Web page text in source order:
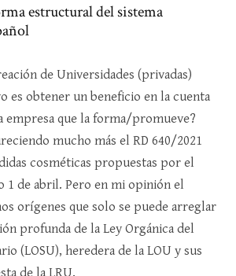
estructural del sistema
de Universidades (privadas)
es obtener un beneficio en la cuenta
empresa que la forma/promueve?
mucho más el RD 640/2021
cosméticas propuestas por el
1 de abril. Pero en mi opinión el
orígenes que solo se puede arreglar
profunda de la Ley Orgánica del
(LOSU), heredera de la LOU y sus
de la LRU.